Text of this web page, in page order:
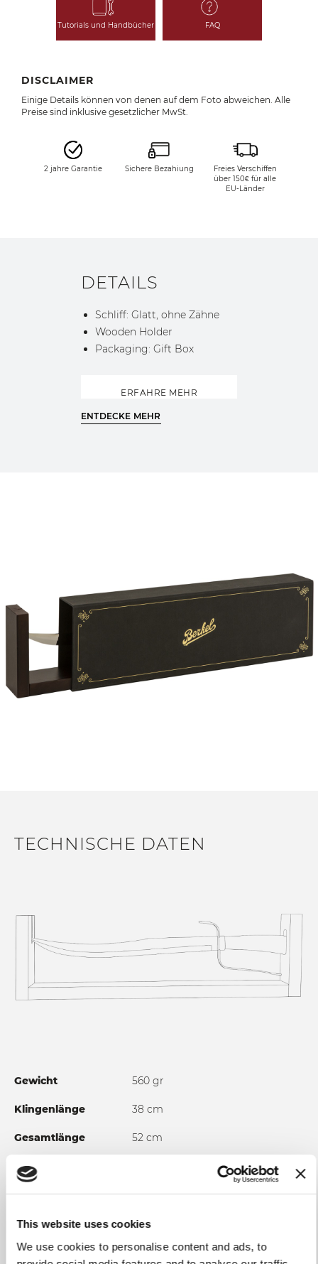
This website uses cookies
We use cookies to personalise content and ads, to
Tutorials und Handbücher FAQ
DISCLAIMER
Einige Details können von denen auf dem Foto abweichen. Alle
Preise sind inklusive gesetzlicher MwSt.
2 jahre Garantie Sichere Bezahiung
Freies Verschiffen
über 150€ für alle
EU-Länder
DETAILS
Schliff: Glatt, ohne Zähne
Wooden Holder
Packaging: Gift Box
ERFAHRE MEHR
ENTDECKE MEHR
TECHNISCHE DATEN
Gewicht 560 gr
Klingenlänge 38 cm
Gesamtlänge 52 cm
Klingenmaterial
In Edelstahl geschmiedet 1.4116N
X50 Cr Mo V15; Wärmebehandlung
58/60 HRC
Griff Hirschhorn
Verwendung und
Wir empfehlen, es von Hand in